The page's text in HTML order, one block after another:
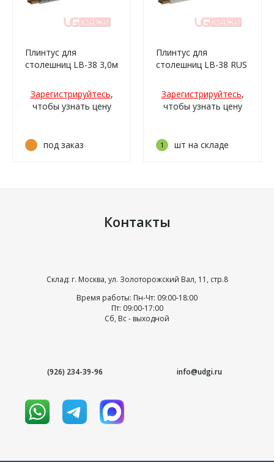
Плинтус для
столешниц LB-38 3,0м
опал глянец (706ам,
706аг/380)
Зарегистрируйтесь,
чтобы узнать цену
под заказ
Плинтус для
столешниц LB-38 RUS
жемчужная
(051м/210)
Зарегистрируйтесь,
чтобы узнать цену
1 шт на складе
Контакты
Склад: г. Москва, ул. Золоторожский Вал, 11, стр.8
Время работы: Пн-Чт: 09:00-18:00
Пт: 09:00-17:00
Сб, Вс - выходной
(926) 234-39-96 info@udgi.ru